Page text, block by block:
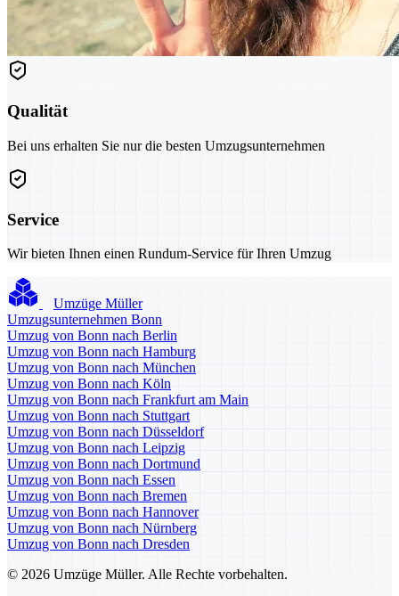
Qualität
Bei uns erhalten Sie nur die besten Umzugsunternehmen
Service
Wir bieten Ihnen einen Rundum-Service für Ihren Umzug
Umzüge Müller
Umzugsunternehmen Bonn
Umzug von Bonn nach Berlin
Umzug von Bonn nach Hamburg
Umzug von Bonn nach München
Umzug von Bonn nach Köln
Umzug von Bonn nach Frankfurt am Main
Umzug von Bonn nach Stuttgart
Umzug von Bonn nach Düsseldorf
Umzug von Bonn nach Leipzig
Umzug von Bonn nach Dortmund
Umzug von Bonn nach Essen
Umzug von Bonn nach Bremen
Umzug von Bonn nach Hannover
Umzug von Bonn nach Nürnberg
Umzug von Bonn nach Dresden
© 2026 Umzüge Müller. Alle Rechte vorbehalten.